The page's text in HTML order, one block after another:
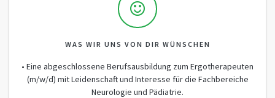
WAS WIR UNS VON DIR WÜNSCHEN
• Eine abgeschlossene Berufsausbildung zum Ergotherapeuten
(m/w/d) mit Leidenschaft und Interesse für die Fachbereiche
Neurologie und Pädiatrie.